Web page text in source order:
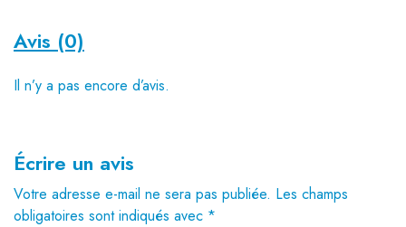
Avis (0)
Il n’y a pas encore d’avis.
Écrire un avis
Votre adresse e-mail ne sera pas publiée. Les champs
obligatoires sont indiqués avec *